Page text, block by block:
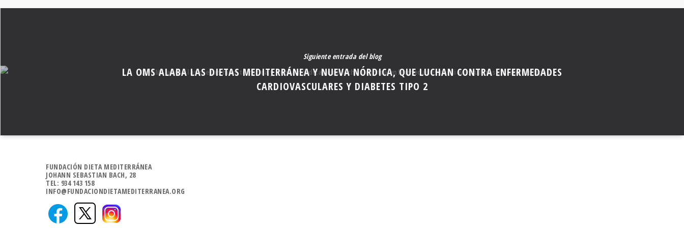
Siguiente entrada del blog
LA OMS ALABA LAS DIETAS MEDITERRÁNEA Y NUEVA NÓRDICA, QUE LUCHAN CONTRA ENFERMEDADES
CARDIOVASCULARES Y DIABETES TIPO 2
FUNDACIÓN DIETA MEDITERRÁNEA
JOHANN SEBASTIAN BACH, 28
TEL: 934 143 158
INFO@FUNDACIONDIETAMEDITERRANEA.ORG